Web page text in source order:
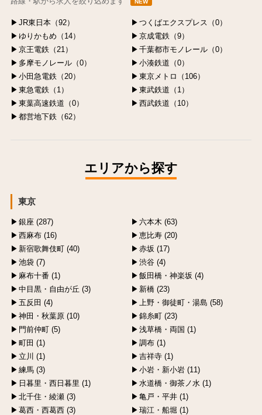
NEW
JR東日本（92）
つくばエクスプレス（0）
ゆりかもめ（14）
京成電鉄（9）
京王電鉄（21）
千葉都市モノレール（0）
多摩モノレール（0）
小湊鉄道（0）
小田急電鉄（20）
東京メトロ（106）
東急電鉄（1）
東武鉄道（1）
東葉高速鉄道（0）
西武鉄道（10）
都営地下鉄（62）
エリアから探す
東京
銀座 (287)
六本木 (63)
西麻布 (16)
恵比寿 (20)
新宿歌舞伎町 (40)
赤坂 (17)
池袋 (7)
渋谷 (4)
麻布十番 (1)
飯田橋・神楽坂 (4)
中目黒・自由が丘 (3)
新橋 (23)
五反田 (4)
上野・御徒町・湯島 (58)
神田・秋葉原 (10)
錦糸町 (23)
門前仲町 (5)
浅草橋・両国 (1)
町田 (1)
調布 (1)
立川 (1)
吉祥寺 (1)
練馬 (3)
小岩・新小岩 (11)
日暮里・西日暮里 (1)
水道橋・御茶ノ水 (1)
北千住・綾瀬 (3)
亀戸・平井 (1)
葛西・西葛西 (3)
瑞江・船堀 (1)